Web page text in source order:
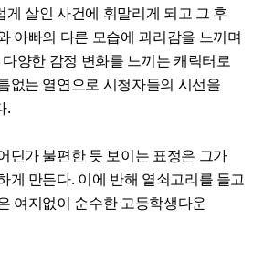
게 살인 사건에 휘말리게 되고 그 후
아빠의 다른 모습에 괴리감을 느끼며
양한 감정 변화를 느끼는 캐릭터로
없는 열연으로 시청자들의 시선을
.
딘가 불편한 듯 보이는 표정은 그가
게 만든다. 이에 반해 열쇠고리를 들고
여지없이 순수한 고등학생다운